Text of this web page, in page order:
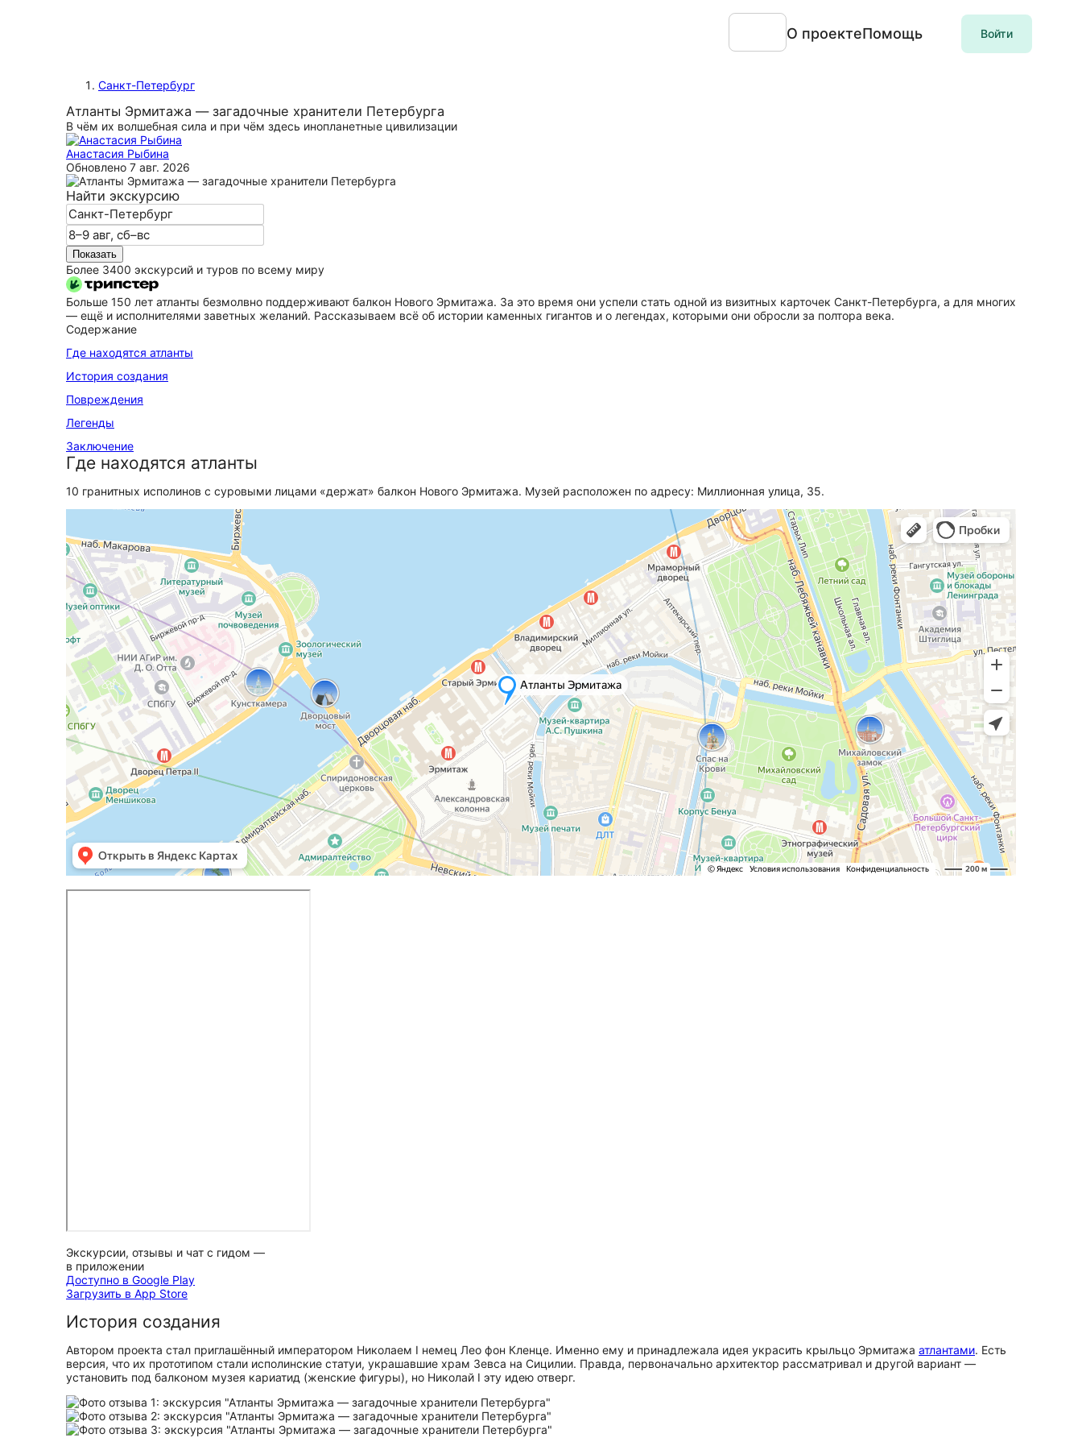
О проектеПомощь Войти
Санкт-Петербург
Атланты Эрмитажа — загадочные хранители Петербурга
В чём их волшебная сила и при чём здесь инопланетные цивилизации
Анастасия Рыбина
Обновлено 7 авг. 2026
Найти экскурсию
Показать
Более 3400 экскурсий и туров по всему миру
Больше 150 лет атланты безмолвно поддерживают балкон Нового Эрмитажа. За это время они успели стать одной из визитных карточек Санкт-Петербурга, а для многих
— ещё и исполнителями заветных желаний. Рассказываем всё об истории каменных гигантов и о легендах, которыми они обросли за полтора века.
Содержание
Где находятся атланты
История создания
Повреждения
Легенды
Заключение
Где находятся атланты
10 гранитных исполинов с суровыми лицами «держат» балкон Нового Эрмитажа. Музей расположен по адресу: Миллионная улица, 35.
Экскурсии, отзывы и чат с гидом —
в приложении
Доступно в Google Play
Загрузить в App Store
История создания
Автором проекта стал приглашённый императором Николаем I немец Лео фон Кленце. Именно ему и принадлежала идея украсить крыльцо Эрмитажа атлантами. Есть
версия, что их прототипом стали исполинские статуи, украшавшие храм Зевса на Сицилии. Правда, первоначально архитектор рассматривал и другой вариант —
установить под балконом музея кариатид (женские фигуры), но Николай I эту идею отверг.